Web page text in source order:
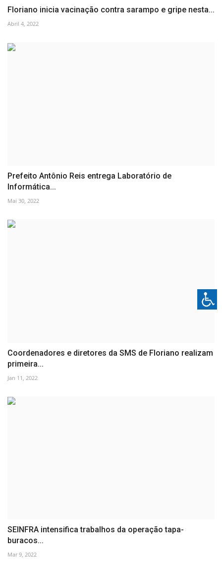
Floriano inicia vacinação contra sarampo e gripe nesta...
Abril 4, 2022
Prefeito Antônio Reis entrega Laboratório de
Informática...
Mai 30, 2022
Coordenadores e diretores da SMS de Floriano realizam
primeira...
Jan 11, 2022
SEINFRA intensifica trabalhos da operação tapa-
buracos...
Mar 9, 2022